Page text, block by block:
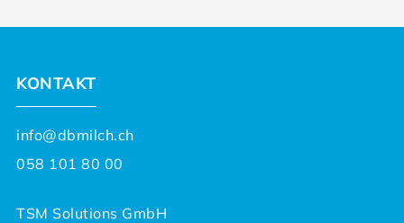
KONTAKT
info@dbmilch.ch
058 101 80 00
TSM Solutions GmbH